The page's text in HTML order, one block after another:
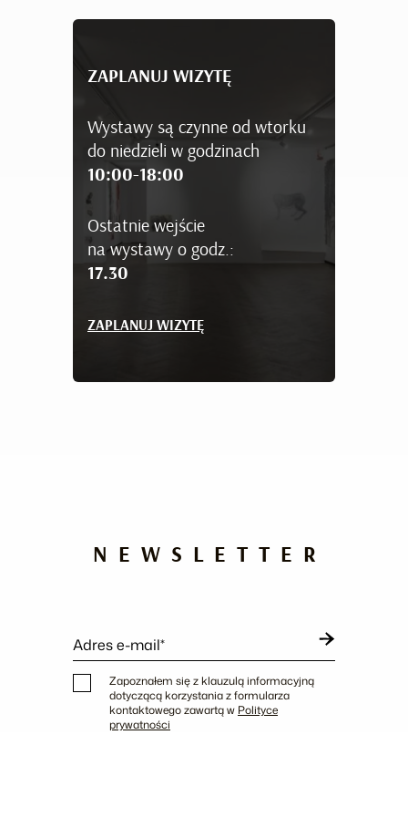
ZAPLANUJ WIZYTĘ
Wystawy są czynne od wtorku
do niedzieli w godzinach
10:00-18:00
Ostatnie wejście
na wystawy o godz.:
17.30
ZAPLANUJ WIZYTĘ
NEWSLETTER
Adres e-mail*
Zapoznałem się z klauzulą informacyjną
dotyczącą korzystania z formularza
kontaktowego zawartą w Polityce
prywatności